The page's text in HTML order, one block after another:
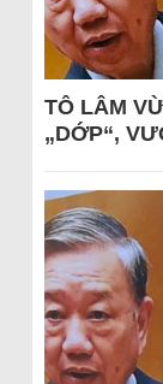
TÔ LÂM
„DỚP“,